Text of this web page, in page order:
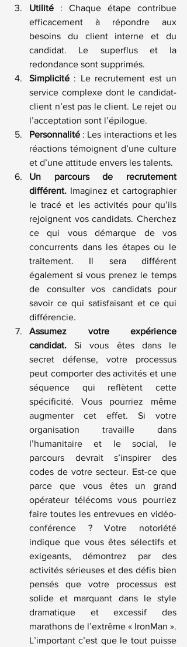
Utilité : Chaque étape contribue
efficacement à répondre aux
besoins du client interne et du
candidat. Le superflus et la
redondance sont supprimés.
Simplicité : Le recrutement est un
service complexe dont le candidat-
client n’est pas le client. Le rejet ou
l’acceptation sont l’épilogue.
Personnalité : Les interactions et les
réactions témoignent d’une culture
et d’une attitude envers les talents.
Un parcours de recrutement
différent. Imaginez et cartographier
le tracé et les activités pour qu’ils
rejoignent vos candidats. Cherchez
ce qui vous démarque de vos
concurrents dans les étapes ou le
traitement. Il sera différent
également si vous prenez le temps
de consulter vos candidats pour
savoir ce qui satisfaisant et ce qui
différencie.
Assumez votre expérience
candidat. Si vous êtes dans le
secret défense, votre processus
peut comporter des activités et une
séquence qui reflètent cette
spécificité. Vous pourriez même
augmenter cet effet. Si votre
organisation travaille dans
l’humanitaire et le social, le
parcours devrait s’inspirer des
codes de votre secteur. Est-ce que
parce que vous êtes un grand
opérateur télécoms vous pourriez
faire toutes les entrevues en vidéo-
conférence ? Votre notoriété
indique que vous êtes sélectifs et
exigeants, démontrez par des
activités sérieuses et des défis bien
pensés que votre processus est
solide et marquant dans le style
dramatique et excessif des
marathons de l’extrême « IronMan ».
L’important c’est que le tout puisse